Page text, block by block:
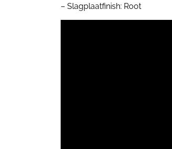
– Slagplaatfinish: Root